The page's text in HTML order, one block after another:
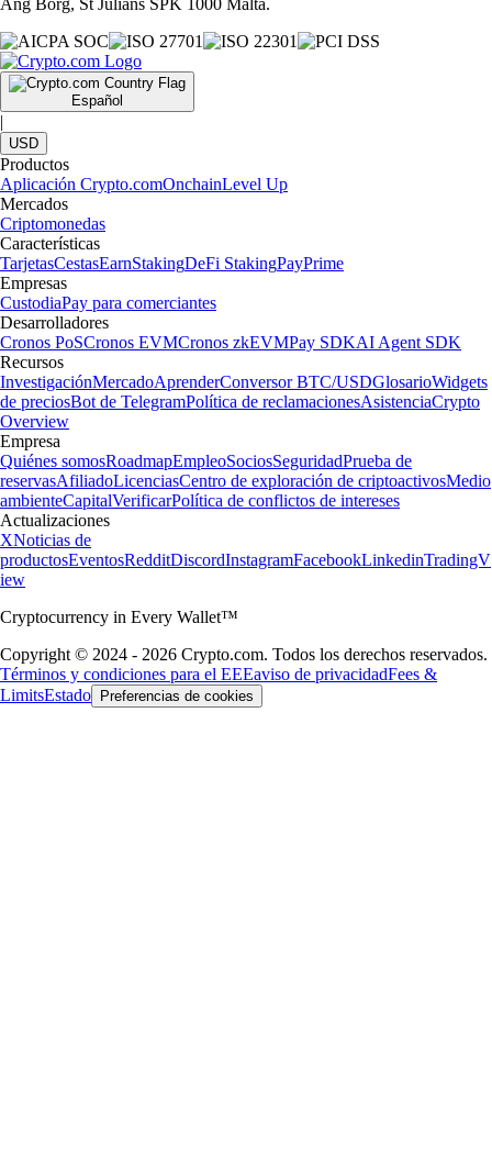
Español
|
USD
Productos
Aplicación Crypto.comOnchainLevel Up
Mercados
Criptomonedas
Características
TarjetasCestasEarnStakingDeFi StakingPayPrime
Empresas
CustodiaPay para comerciantes
Desarrolladores
Cronos PoSCronos EVMCronos zkEVMPay SDKAI Agent SDK
Recursos
InvestigaciónMercadoAprenderConversor BTC/USDGlosarioWidgets
de preciosBot de TelegramPolítica de reclamacionesAsistenciaCrypto
Overview
Empresa
Quiénes somosRoadmapEmpleoSociosSeguridadPrueba de
reservasAfiliadoLicenciasCentro de exploración de criptoactivosMedio
ambienteCapitalVerificarPolítica de conflictos de intereses
Actualizaciones
XNoticias de
productosEventosRedditDiscordInstagramFacebookLinkedinTradingV
iew
Cryptocurrency in Every Wallet™
Copyright © 2024 - 2026 Crypto.com. Todos los derechos reservados.
Términos y condiciones para el EEEaviso de privacidadFees &
LimitsEstado Preferencias de cookies